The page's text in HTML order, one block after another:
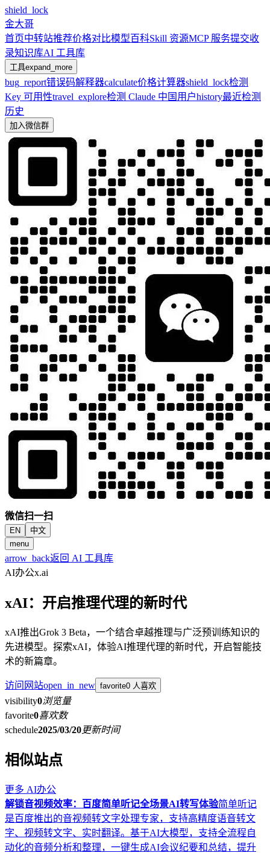
shield_lock
金大哥
首页中转站推荐价格对比模型百科Skill 资源MCP 服务提交收
录知识库AI 工具库
工具expand_more
bug_report错误码解释器calculate价格计算器shield_lock检测
Key 可用性travel_explore检测 Claude 中国用户history最近检测
历史
加入微信群
微信扫一扫
EN
中文
menu
arrow_back返回 AI 工具库
AI办公x.ai
xAI：开启推理代理的新时代
xAI推出Grok 3 Beta，一个结合卓越推理与广泛预训练知识的
先进模型。探索xAI，体验AI推理代理的新时代，开启智能技
术的新篇章。
访问网站open_in_new favorite0 人喜欢
visibility0浏览量
favorite0喜欢数
schedule2025/03/20更新时间
相似站点
更多 AI办公
解锁音视频效率：百度简单听记全场景AI转写体验简单听记
是百度推出的音视频转文字处理专家，支持高精度语音转文
字、视频转文字、实时翻译。基于AI大模型，支持全流程自
动化的音频分析和整理，一键生成AI会议纪要和总结，提升